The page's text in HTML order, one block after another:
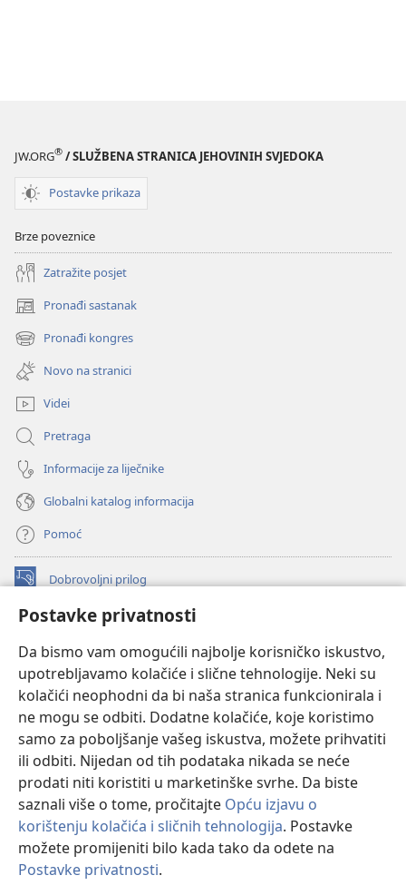
Postavke privatnosti
Da bismo vam omogućili najbolje korisničko iskustvo,
upotrebljavamo kolačiće i slične tehnologije. Neki su
kolačići neophodni da bi naša stranica funkcionirala i
ne mogu se odbiti. Dodatne kolačiće, koje koristimo
samo za poboljšanje vašeg iskustva, možete prihvatiti
ili odbiti. Nijedan od tih podataka nikada se neće
prodati niti koristiti u marketinške svrhe. Da biste
saznali više o tome, pročitajte Opću izjavu o
korištenju kolačića i sličnih tehnologija. Postavke
možete promijeniti bilo kada tako da odete na
Postavke privatnosti.
JW.ORG® / SLUŽBENA STRANICA JEHOVINIH SVJEDOKA
Postavke prikaza
Brze poveznice
Zatražite posjet
Pronađi sastanak
(otvara
se
novi
prozor)
Pronađi kongres
(otvara
se
novi
prozor)
Novo na stranici
Videi
Pretraga
Informacije za liječnike
Globalni katalog informacija
Pomoć
Dobrovoljni prilog
(otvara
novi
INTERNETSKA BIBLIOTEKA Watchtower
se
novi
prozor)
JW Hub
(otvara
se
novi
JW Library
Watchtower Library
Copyright© 2026 Watch Tower Bible and Tract Society of Pennsylvania.
UVJETI KORIŠTENJA|